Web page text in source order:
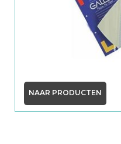
NAAR PRODUCTEN